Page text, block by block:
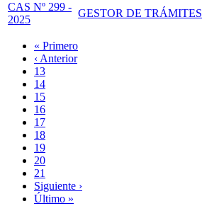
CAS Nº 299 -
2025
GESTOR DE TRÁMITES
Paginación
Primera
página
« Primero
Página
anterior
‹ Anterior
Page
13
Page
14
Page
15
Page
16
Página
actual
17
Page
18
Page
19
Page
20
Page
21
Siguiente
página
Siguiente ›
Última
Último »